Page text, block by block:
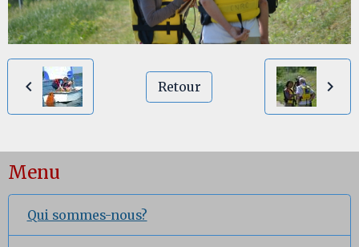
Retour
Menu
Qui sommes-nous?